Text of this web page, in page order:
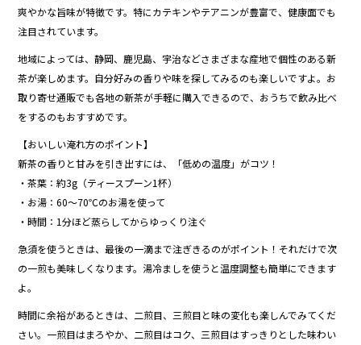
爽やかな旨味が特徴です。特にカテキンやテアニンが豊富で、健康面でも
注目されています。
地域によっては、静岡、鹿児島、宇治などさまざまな産地で個性のある新
茶が楽しめます。自分好みの香りや味を探してみるのも楽しいですよ。お
取り寄せ通販でも各地の新茶が手軽に購入できるので、おうちで飲み比べ
をするのもおすすめです。
【おいしい淹れ方のポイント】
新茶の香りと甘みを引き出すには、「低めの温度」がコツ！
・茶葉：約3g（ティースプーン1杯）
・お湯：60～70℃のお湯を使って
・時間：1分ほど蒸らしてからゆっくり注ぐ
急須を使うときは、最後の一滴まで注ぎきるのがポイント！それだけで次
の一煎も美味しくなります。湯冷ましを使うと温度調整も簡単にできます
よ。
時間に余裕があるときは、二煎目、三煎目と味の変化も楽しんでみてくだ
さい。一煎目はまろやか、二煎目はコク、三煎目はすっきりとした味わい